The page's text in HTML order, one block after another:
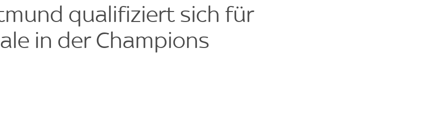
qualifiziert sich für
in der Champions